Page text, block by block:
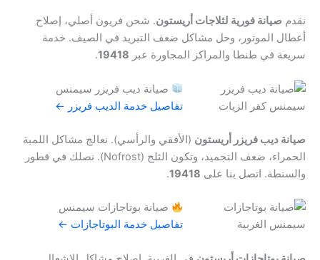
نقدم صيانة فورية لثلاجات أريستون. شحن فريون أصلي، إصلاح
أعطال الموتور، وحل مشاكل ضعف التبريد في الصيف. خدمة
سريعة في طنطا والمراكز المجاورة عبر 19418
.
صيانة ديب فريزر سيمنس
تفاصيل خدمة الديب فريزر ←
صيانة ديب فريزر أريستون (الأفقي والرأسي). نعالج مشاكل اللمبة
الحمراء، ضعف التجميد، وتكون الثلج (Nofrost). نصلك في قطور
والسنطة. اتصل بنا على 19418
.
صيانة بوتاجازات سيمنس
تفاصيل خدمة البوتاجازات ←